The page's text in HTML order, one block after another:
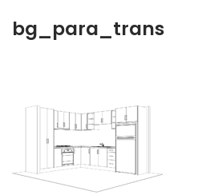
bg_para_trans